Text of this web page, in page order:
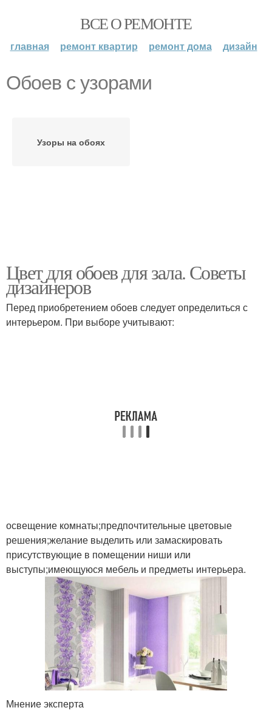
ВСЕ О РЕМОНТЕ
главная ремонт квартир ремонт дома дизайн
Обоев с узорами
Узоры на обоях
Цвет для обоев для зала. Советы
дизайнеров
Перед приобретением обоев следует определиться с
интерьером. При выборе учитывают:
освещение комнаты;предпочтительные цветовые
решения;желание выделить или замаскировать
присутствующие в помещении ниши или
выступы;имеющуюся мебель и предметы интерьера.
Мнение эксперта